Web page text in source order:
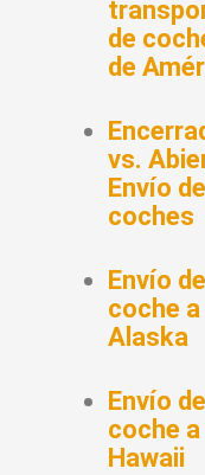
de
de
vs.
Envío de
coches
Envío
coche a
Alaska
Envío
coche a
Hawaii